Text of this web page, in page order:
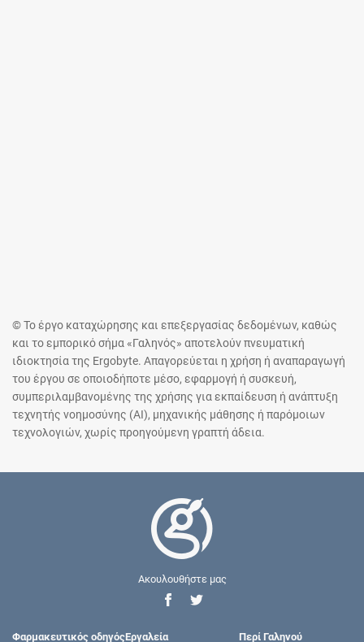
© Το έργο καταχώρησης και επεξεργασίας δεδομένων, καθώς
και το εμπορικό σήμα «Γαληνός» αποτελούν πνευματική
ιδιοκτησία της Ergobyte. Απαγορεύεται η χρήση ή αναπαραγωγή
του έργου σε οποιοδήποτε μέσο, εφαρμογή ή συσκευή,
συμπεριλαμβανομένης της χρήσης για εκπαίδευση ή ανάπτυξη
τεχνητής νοημοσύνης (AI), μηχανικής μάθησης ή παρόμοιων
τεχνολογιών, χωρίς προηγούμενη γραπτή άδεια.
Ακουλουθήστε μας
Φαρμακευτικός οδηγόςΕργαλεία Περί Γαληνού